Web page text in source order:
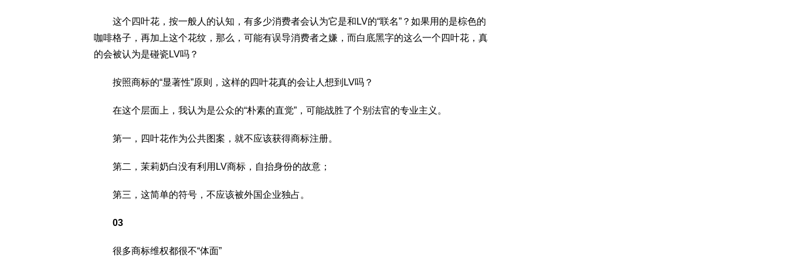
这个四叶花，按一般人的认知，有多少消费者会认为它是和LV的“联名”？如果用的是棕色的
咖啡格子，再加上这个花纹，那么，可能有误导消费者之嫌，而白底黑字的这么一个四叶花，真
的会被认为是碰瓷LV吗？
按照商标的“显著性”原则，这样的四叶花真的会让人想到LV吗？
在这个层面上，我认为是公众的“朴素的直觉”，可能战胜了个别法官的专业主义。
第一，四叶花作为公共图案，就不应该获得商标注册。
第二，茉莉奶白没有利用LV商标，自抬身份的故意；
第三，这简单的符号，不应该被外国企业独占。
03
很多商标维权都很不“体面”